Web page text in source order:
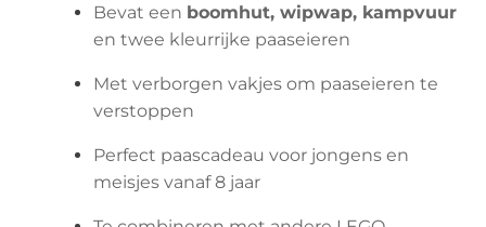
Bevat een boomhut, wipwap, kampvuur
en twee kleurrijke paaseieren
Met verborgen vakjes om paaseieren te
verstoppen
Perfect paascadeau voor jongens en
meisjes vanaf 8 jaar